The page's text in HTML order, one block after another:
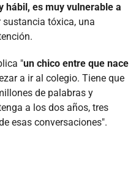
hábil, es muy vulnerable a
sustancia tóxica, una
"un chico entre que nace
a ir al colegio. Tiene que
de palabras y
a los dos años, tres
esas conversaciones".